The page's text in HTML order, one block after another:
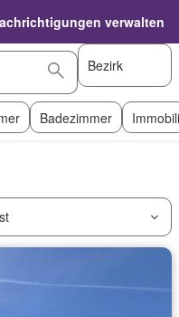
verwalten
Bezirk
Badezimmer